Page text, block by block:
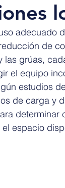
adecuado
de
grúas,
el equipo
estudios
de carga y
espacio